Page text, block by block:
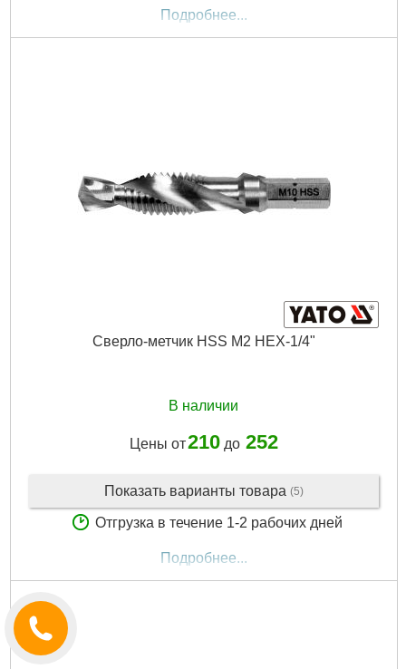
Подробнее...
Сверло-метчик HSS М2 HEX-1/4"
В наличии
Цены от210до 252
Показать варианты товара (5)
Отгрузка в течение 1-2 рабочих дней
Подробнее...